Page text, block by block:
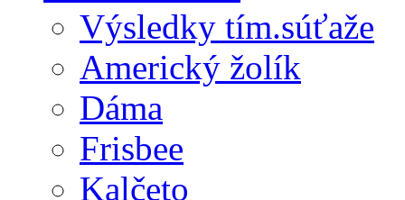
Výsledky tím.súťaže
Americký žolík
Dáma
Frisbee
Kalčeto